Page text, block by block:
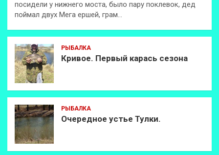
посидели у нижнего моста, было пару поклевок, дед
поймал двух Мега ершей, грам…
РЫБАЛКА
Кривое. Первый карась сезона
РЫБАЛКА
Очередное устье Тулки.